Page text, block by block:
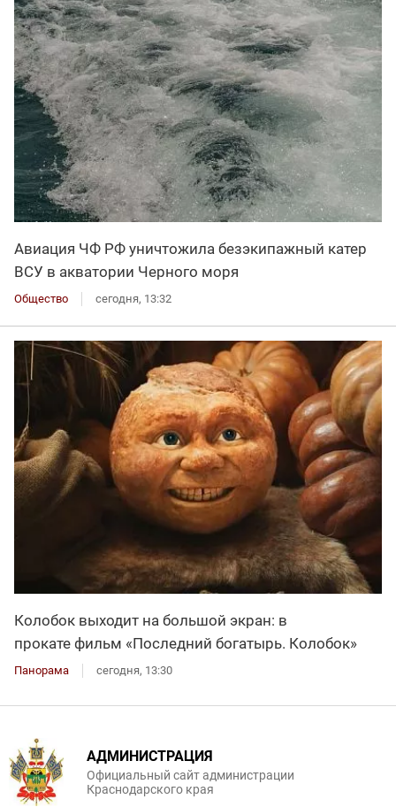
Авиация ЧФ РФ уничтожила безэкипажный катер
ВСУ в акватории Черного моря
Общество сегодня, 13:32
Колобок выходит на большой экран: в
прокате фильм «Последний богатырь. Колобок»
Панорама сегодня, 13:30
АДМИНИСТРАЦИЯ
Официальный сайт администрации
Краснодарского края